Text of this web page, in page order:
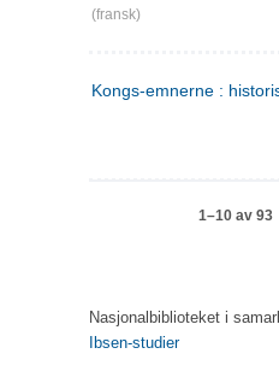
(fransk)
Kongs-emnerne :
1–10 av 93
Nasjonalbiblioteket i
Ibsen-studier